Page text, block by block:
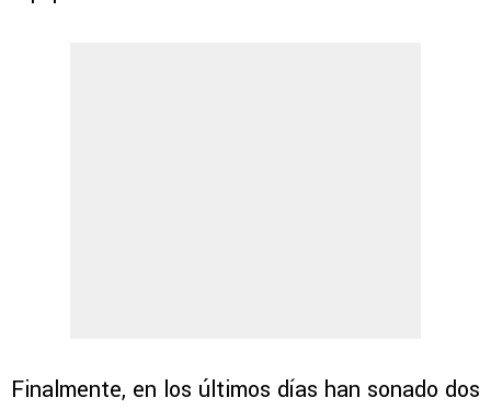
Finalmente, en los últimos días han sonado dos